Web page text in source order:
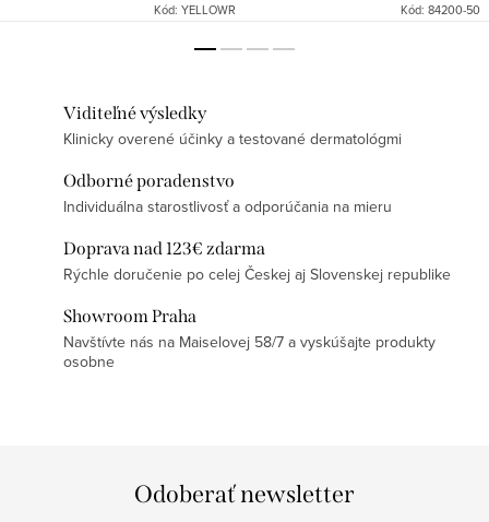
Kód: YELLOWR Kód: 84200-50
Viditeľné výsledky
Klinicky overené účinky a testované dermatológmi
Odborné poradenstvo
Individuálna starostlivosť a odporúčania na mieru
Doprava nad 123€ zdarma
Rýchle doručenie po celej Českej aj Slovenskej republike
Showroom Praha
Navštívte nás na Maiselovej 58/7 a vyskúšajte produkty
osobne
Odoberať newsletter